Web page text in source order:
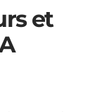
et